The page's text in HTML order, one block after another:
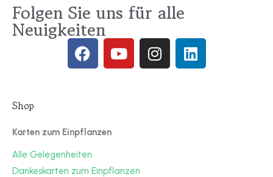
Folgen Sie uns für alle
Neuigkeiten
Shop
Karten zum Einpflanzen
Alle Gelegenheiten
Dankeskarten zum Einpflanzen